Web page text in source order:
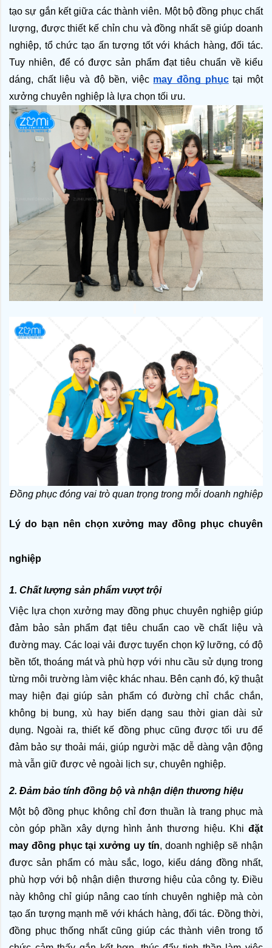
tạo sự gắn kết giữa các thành viên. Một bộ đồng phục chất
lượng, được thiết kế chỉn chu và đồng nhất sẽ giúp doanh
nghiệp, tổ chức tạo ấn tượng tốt với khách hàng, đối tác.
Tuy nhiên, để có được sản phẩm đạt tiêu chuẩn về kiểu
dáng, chất liệu và độ bền, việc may đồng phục tại một
xưởng chuyên nghiệp là lựa chọn tối ưu.
Đồng phục đóng vai trò quan trọng trong mỗi doanh nghiệp
Lý do bạn nên chọn xưởng may đồng phục chuyên
nghiệp
1. Chất lượng sản phẩm vượt trội
Việc lựa chọn xưởng may đồng phục chuyên nghiệp giúp
đảm bảo sản phẩm đạt tiêu chuẩn cao về chất liệu và
đường may. Các loại vải được tuyển chọn kỹ lưỡng, có độ
bền tốt, thoáng mát và phù hợp với nhu cầu sử dụng trong
từng môi trường làm việc khác nhau. Bên cạnh đó, kỹ thuật
may hiện đại giúp sản phẩm có đường chỉ chắc chắn,
không bị bung, xù hay biến dạng sau thời gian dài sử
dụng. Ngoài ra, thiết kế đồng phục cũng được tối ưu để
đảm bảo sự thoải mái, giúp người mặc dễ dàng vận động
mà vẫn giữ được vẻ ngoài lịch sự, chuyên nghiệp.
2. Đảm bảo tính đồng bộ và nhận diện thương hiệu
Một bộ đồng phục không chỉ đơn thuần là trang phục mà
còn góp phần xây dựng hình ảnh thương hiệu. Khi đặt
may đồng phục tại xưởng uy tín, doanh nghiệp sẽ nhận
được sản phẩm có màu sắc, logo, kiểu dáng đồng nhất,
phù hợp với bộ nhận diện thương hiệu của công ty. Điều
này không chỉ giúp nâng cao tính chuyên nghiệp mà còn
tạo ấn tượng mạnh mẽ với khách hàng, đối tác. Đồng thời,
đồng phục thống nhất cũng giúp các thành viên trong tổ